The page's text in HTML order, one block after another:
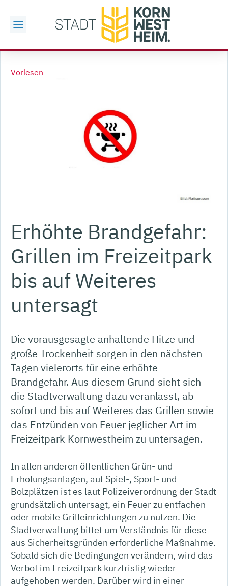
Vorlesen
Erhöhte Brandgefahr:
Grillen im Freizeitpark
bis auf Weiteres
untersagt
Die vorausgesagte anhaltende Hitze und
große Trockenheit sorgen in den nächsten
Tagen vielerorts für eine erhöhte
Brandgefahr. Aus diesem Grund sieht sich
die Stadtverwaltung dazu veranlasst, ab
sofort und bis auf Weiteres das Grillen sowie
das Entzünden von Feuer jeglicher Art im
Freizeitpark Kornwestheim zu untersagen.
In allen anderen öffentlichen Grün- und
Erholungsanlagen, auf Spiel-, Sport- und
Bolzplätzen ist es laut Polizeiverordnung der Stadt
grundsätzlich untersagt, ein Feuer zu entfachen
oder mobile Grilleinrichtungen zu nutzen. Die
Stadtverwaltung bittet um Verständnis für diese
aus Sicherheitsgründen erforderliche Maßnahme.
Sobald sich die Bedingungen verändern, wird das
Verbot im Freizeitpark kurzfristig wieder
aufgehoben werden. Darüber wird in einer